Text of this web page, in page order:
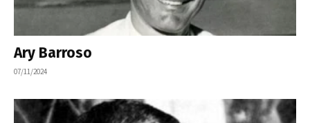
Ary Barroso
07/11/2024